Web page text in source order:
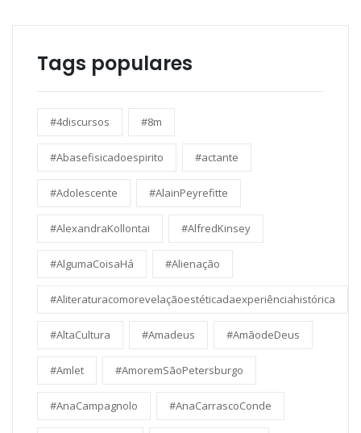
Tags populares
#4discursos #8m
#Abasefisicadoespirito #actante
#Adolescente #AlainPeyrefitte
#AlexandraKollontai #AlfredKinsey
#AlgumaCoisaHá #Alienação
#Aliteraturacomorevelaçãoestéticadaexperiênciahistórica
#AltaCultura #Amadeus #AmãodeDeus
#Amlet #AmoremSãoPetersburgo
#AnaCampagnolo #AnaCarrascoConde